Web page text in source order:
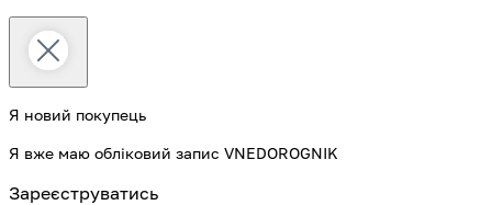
Я новий покупець
Я вже маю обліковий запис VNEDOROGNIK
Зареєструватись